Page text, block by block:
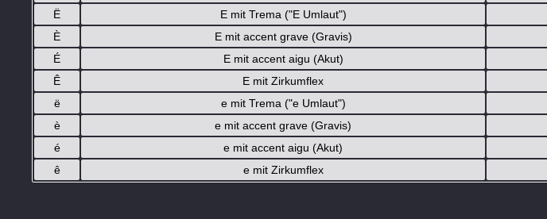
Ë
E mit Trema ("E Umlaut")
È
E mit accent grave (Gravis)
É
E mit accent aigu (Akut)
Ê
E mit Zirkumflex
ë
e mit Trema ("e Umlaut")
è
e mit accent grave (Gravis)
é
e mit accent aigu (Akut)
ê
e mit Zirkumflex